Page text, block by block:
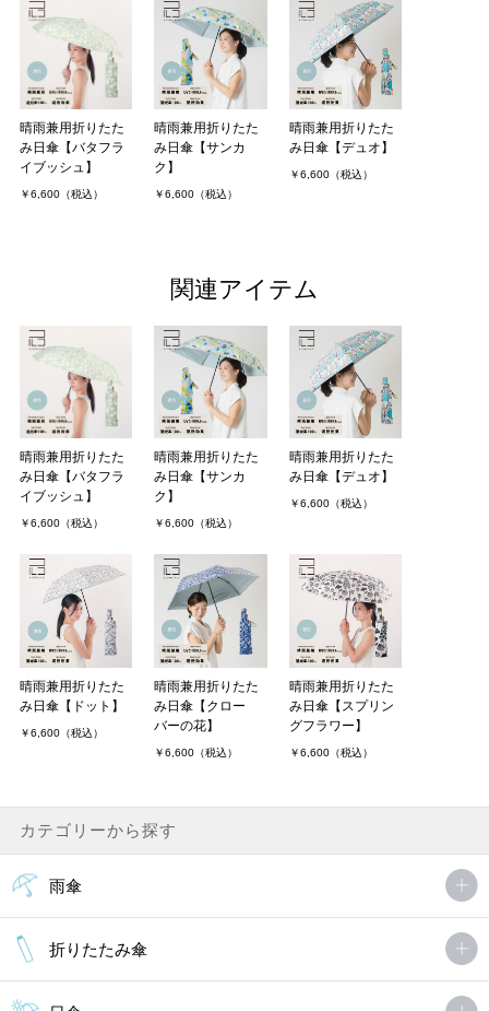
晴雨兼用折りたた
み日傘【バタフラ
イブッシュ】
￥6,600（税込）
晴雨兼用折りたた
み日傘【サンカ
ク】
￥6,600（税込）
晴雨兼用折りたた
み日傘【デュオ】
￥6,600（税込）
関連アイテム
晴雨兼用折りたた
み日傘【バタフラ
イブッシュ】
￥6,600（税込）
晴雨兼用折りたた
み日傘【サンカ
ク】
￥6,600（税込）
晴雨兼用折りたた
み日傘【デュオ】
￥6,600（税込）
晴雨兼用折りたた
み日傘【ドット】
￥6,600（税込）
晴雨兼用折りたた
み日傘【クロー
バーの花】
￥6,600（税込）
晴雨兼用折りたた
み日傘【スプリン
グフラワー】
￥6,600（税込）
カテゴリーから探す
雨傘
折りたたみ傘